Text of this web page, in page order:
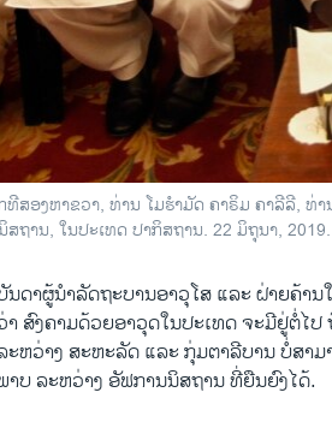
ສອງຫາ​ຂວາ, ທ່ານ ໂມ​ຮຳ​ມັດ ຄາ​ຣິມ ຄາ​ລີ​ລີ,
ຖານ, ໃນ​ປະ​ເທດ ປາ​ກິສ​ຖານ. 22 ມິ​ຖຸ​ນາ, 2019.
ນ​ດາ​ຜູ້​ນຳ​ລັດ​ຖະ​ບານ​ອາ​ວຸ​ໂສ ແລະ ຝ່າຍ​ຄ້າ
າ ສົງຄາມດ້ວຍອາວຸດໃນປະເທດ ຈະມີຢູ່ຕໍ່ໄປ
ະຫວ່າງ ສະຫະລັດ ແລະ ກຸ່ມຕາລີບານ ບໍ່ສາ
າບ ລະຫວ່າງ ອັຟການນິສຖານ ທີ່ຍືນຍົງໄດ້.